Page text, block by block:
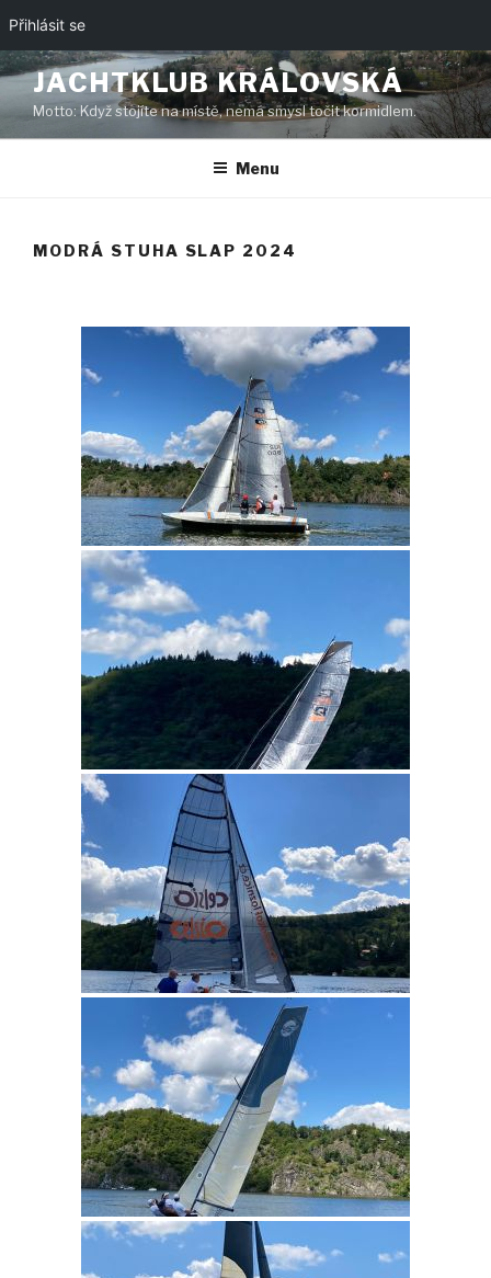
Přihlásit se
Přejít
obsahu
webu
JACHTKLUB KRÁLOVSKÁ
Motto: Když stojíte na místě, nemá smysl točit kormidlem.
Menu
MODRÁ STUHA SLAP 2024